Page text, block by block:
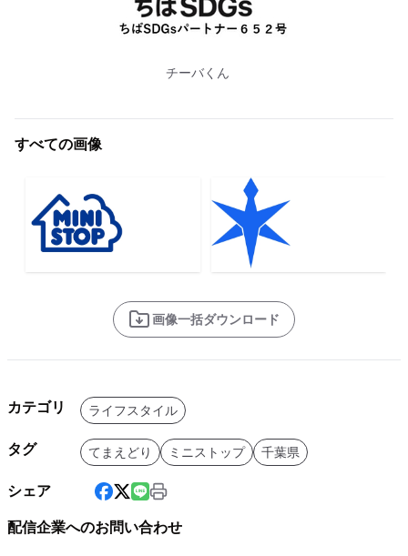
チーバくん
すべての画像
画像一括ダウンロード
カテゴリ ライフスタイル
タグ てまえどり ミニストップ 千葉県
シェア
配信企業へのお問い合わせ